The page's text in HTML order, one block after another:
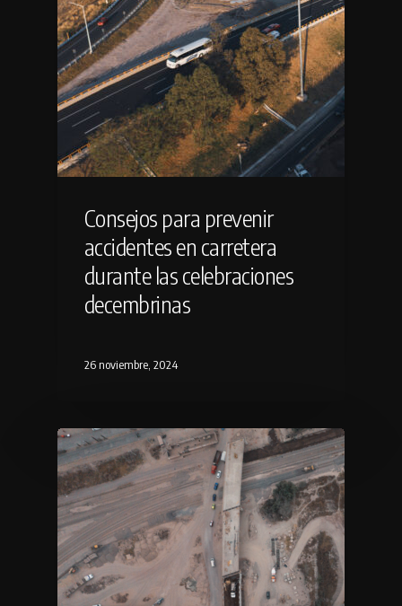
Consejos para prevenir
accidentes en carretera
durante las celebraciones
decembrinas
26 noviembre, 2024